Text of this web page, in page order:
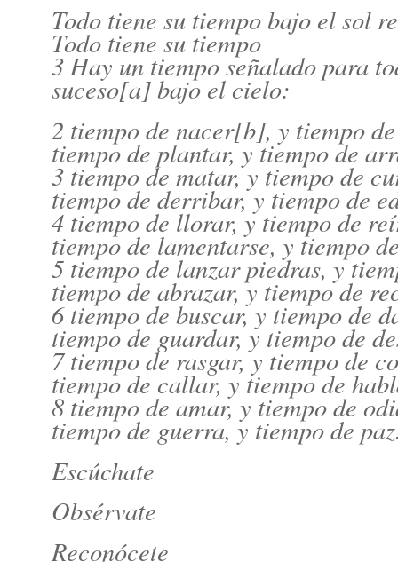
Todo tiene su tiempo bajo el sol
Todo tiene su tiempo
3 Hay un tiempo señalado para
suceso[a] bajo el cielo:
2 tiempo de nacer[b], y tiempo
tiempo de plantar, y tiempo de
3 tiempo de matar, y tiempo de
tiempo de derribar, y tiempo de
4 tiempo de llorar, y tiempo de
tiempo de lamentarse, y tiempo
5 tiempo de lanzar piedras, y
tiempo de abrazar, y tiempo de
6 tiempo de buscar, y tiempo de
tiempo de guardar, y tiempo de
7 tiempo de rasgar, y tiempo de
tiempo de callar, y tiempo de
8 tiempo de amar, y tiempo de
tiempo de guerra, y tiempo de
Escúchate
Obsérvate
Reconócete